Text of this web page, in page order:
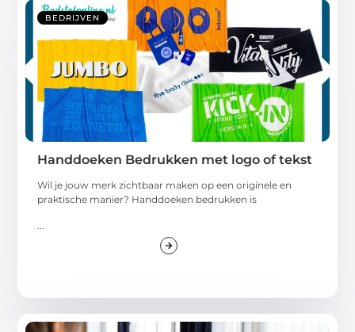
BEDRIJVEN
Handdoeken Bedrukken met logo of tekst
Wil je jouw merk zichtbaar maken op een originele en
praktische manier? Handdoeken bedrukken is